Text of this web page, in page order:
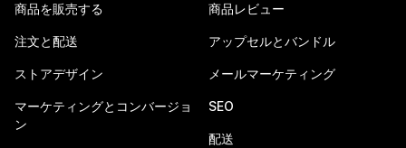
商品を販売する
注文と配送
ストアデザイン
マーケティングとコンバージョ
ン
商品レビュー
アップセルとバンドル
メールマーケティング
SEO
配送